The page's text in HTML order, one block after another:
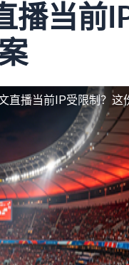
播当前
直播当前IP受限制？这